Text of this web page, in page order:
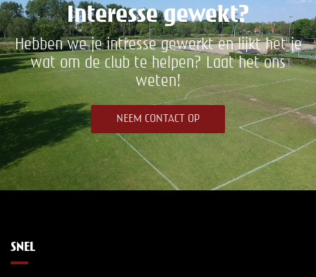
Interesse gewekt?
Hebben we je intresse gewerkt en lijkt het je
wat om de club te helpen? Laat het ons
weten!
NEEM CONTACT OP
SNEL